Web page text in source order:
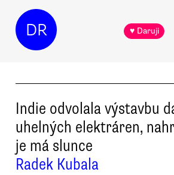
DR ♥ Daruji
Indie odvolala výstavbu
uhelných elektráren,
je má slunce
Radek Kubala